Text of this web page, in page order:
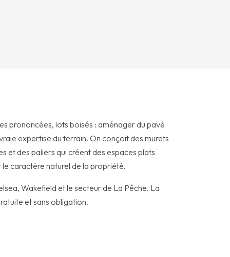
prononcées, lots boisés : aménager du pavé
expertise du terrain. On conçoit des murets
et des paliers qui créent des espaces plats
caractère naturel de la propriété.
Wakefield et le secteur de La Pêche. La
et sans obligation.